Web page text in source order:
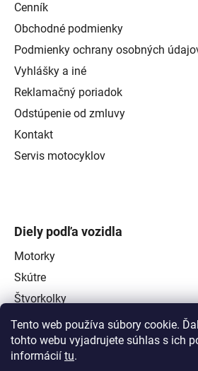
Tento web používa súbory cookie.
tohto webu vyjadrujete súhlas s ich
informácií tu.
Cenník
Obchodné podmienky
Podmienky ochrany osobných
Vyhlášky a iné
Reklamačný poriadok
Odstúpenie od zmluvy
Kontakt
Servis motocyklov
Diely podľa vozidla
Motorky
Skútre
Štvorkolky